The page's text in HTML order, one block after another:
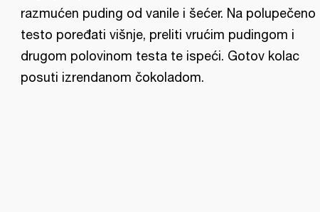
razmućen puding od vanile i šećer. Na polupečeno
testo poređati višnje, preliti vrućim pudingom i
drugom polovinom testa te ispeći. Gotov kolac
posuti izrendanom čokoladom.